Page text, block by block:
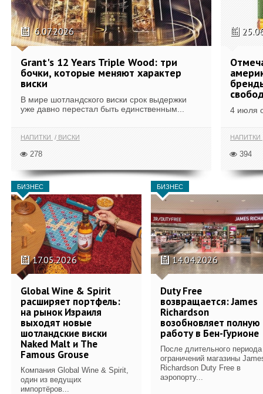
6.07.2026
Grant's 12 Years Triple Wood: три
бочки, которые меняют характер
виски
В мире шотландского виски срок выдержки
уже давно перестал быть единственным...
НАПИТКИ ВИСКИ
278
4 июля
НАПИТКИ
394
БИЗНЕС
17.05.2026
Global Wine & Spirit
расширяет портфель:
на рынок Израиля
выходят новые
шотландские виски
Naked Malt и The
Famous Grouse
Компания Global Wine & Spirit,
один из ведущих
импортёров...
БИЗНЕС
14.04.2026
Duty Free
возвращается: James
Richardson
возобновляет полную
работу в Бен-Гурионе
После длительного периода
ограничений магазины
Richardson Duty Free в
аэропорту...